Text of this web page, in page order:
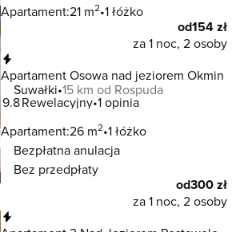
Apartament:21 m2 1 łóżko
od154 zł
za 1 noc, 2 osoby
Apartament Osowa nad jeziorem Okmin
Suwałki 15 km od Rospuda
9.8Rewelacyjny 1 opinia
Apartament:26 m2 1 łóżko
Bezpłatna anulacja
Bez przedpłaty
od300 zł
za 1 noc, 2 osoby